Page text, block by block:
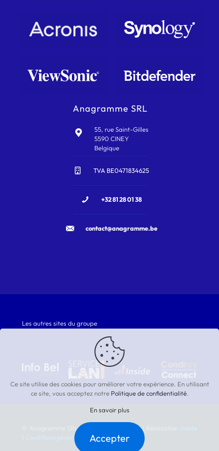
Anagramme SRL
55, rue Saint-Gilles
5590 CINEY
Belgique
TVA BE0471834625
+32 81 28 01 38
contact@anagramme.be
Les autres sites du groupe
© Anagramme SRL | Tous droits réservés | Réalisation
Conditions générales de vente
Ce site utilise des cookies pour améliorer votre expérience. En utilisant
ce site, vous acceptez notre Politique de confidentialité.
En savoir plus
Accepter